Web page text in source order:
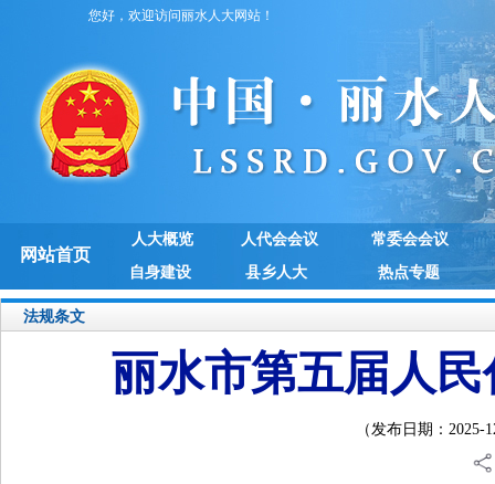
您好，欢迎访问丽水人大网站！
网站首页
人大概览 人代会会议
常委会会议
自身建设
县乡人大 热点专题
法规条文
丽水市第五届人
（发布日期：